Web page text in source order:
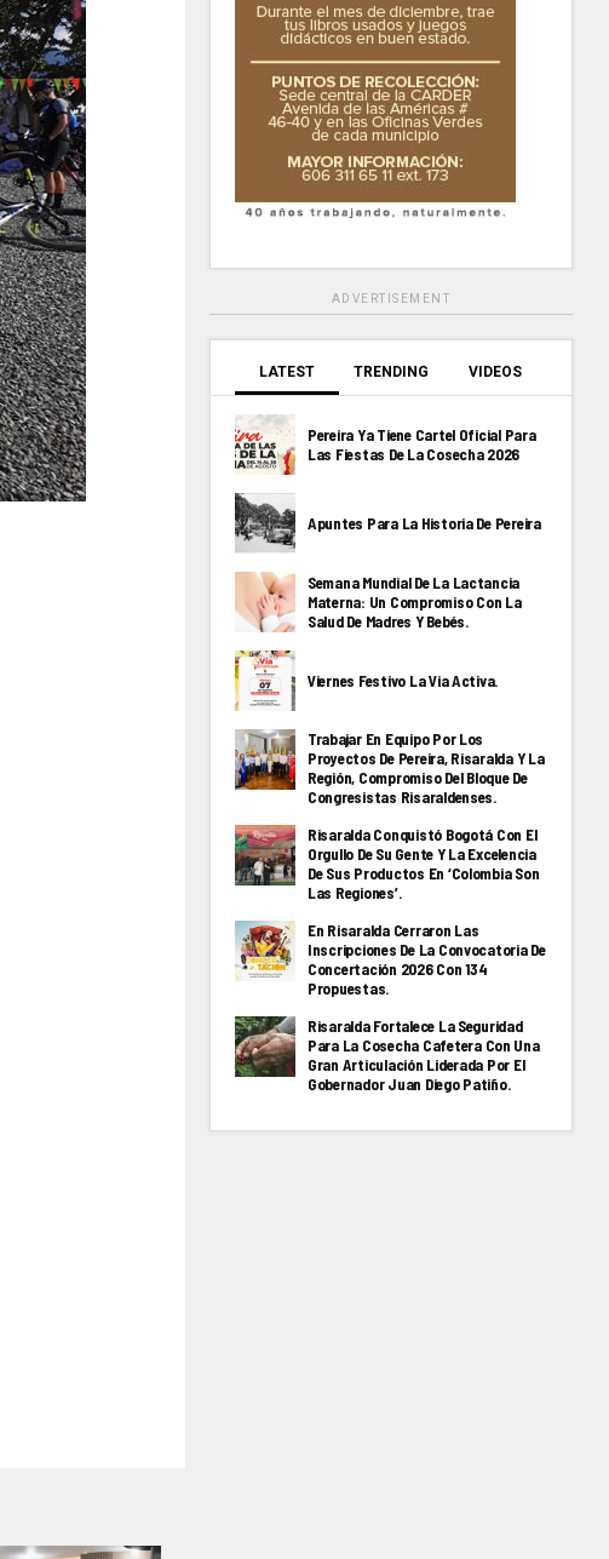
ADVERTISEMENT
LATEST TRENDING VIDEOS
Pereira Ya Tiene Cartel Oficial Para
Las Fiestas De La Cosecha 2026
Apuntes Para La Historia De Pereira
Semana Mundial De La Lactancia
Materna: Un Compromiso Con La
Salud De Madres Y Bebés.
Viernes Festivo La Via Activa.
Trabajar En Equipo Por Los
Proyectos De Pereira, Risaralda Y La
Región, Compromiso Del Bloque De
Congresistas Risaraldenses.
Risaralda Conquistó Bogotá Con El
Orgullo De Su Gente Y La Excelencia
De Sus Productos En ‘Colombia Son
Las Regiones’.
En Risaralda Cerraron Las
Inscripciones De La Convocatoria De
Concertación 2026 Con 134
Propuestas.
Risaralda Fortalece La Seguridad
Para La Cosecha Cafetera Con Una
Gran Articulación Liderada Por El
Gobernador Juan Diego Patiño.